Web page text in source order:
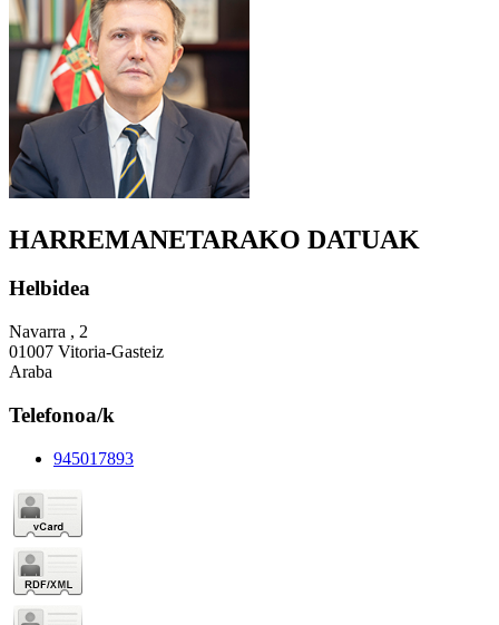
HARREMANETARAKO DATUAK
Helbidea
Navarra , 2
01007 Vitoria-Gasteiz
Araba
Telefonoa/k
945017893